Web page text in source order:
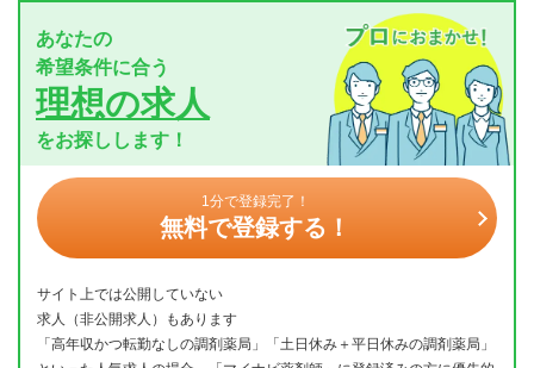
あなたの
希望条件に合う
理想の求人
をお探しします！
1分で登録完了！
無料で登録する！
サイト上では公開していない
求人（非公開求人）もあります
「高年収かつ転勤なしの調剤薬局」「土日休み＋平日休みの調剤薬局」